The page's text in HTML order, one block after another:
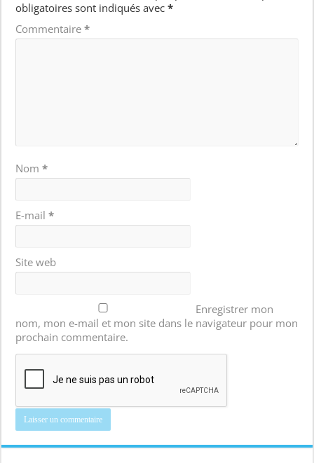
obligatoires sont indiqués avec*
Commentaire*
Nom*
E-mail*
Site web
Enregistrer mon
nom, mon e-mail et mon site dans le navigateur pour mon
prochain commentaire.